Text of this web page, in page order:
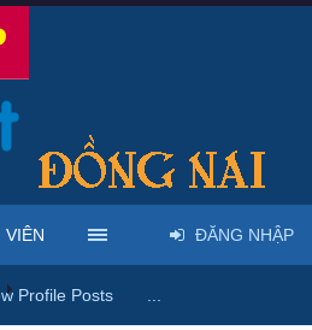
bepdientuchefs
VIÊN
Profile Posts
ĐĂNG NHẬP